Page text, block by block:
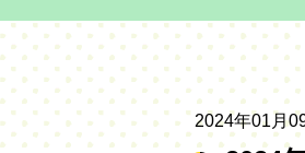
2024年01月